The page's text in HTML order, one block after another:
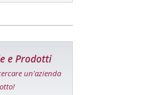
e Prodotti
un'azienda